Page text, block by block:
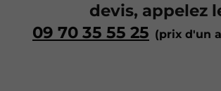
devis, appelez
09 70 35 55 25